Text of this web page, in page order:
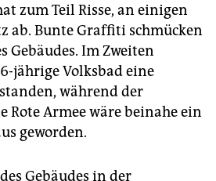
zum Teil Risse, an einigen
ab. Bunte Graffiti schmücken
Gebäudes. Im Zweiten
jährige Volksbad eine
während der
Rote Armee wäre beinahe ein
geworden.
Gebäudes in der